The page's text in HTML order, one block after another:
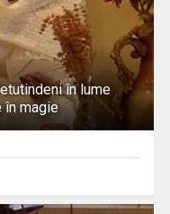
în lume
în magie